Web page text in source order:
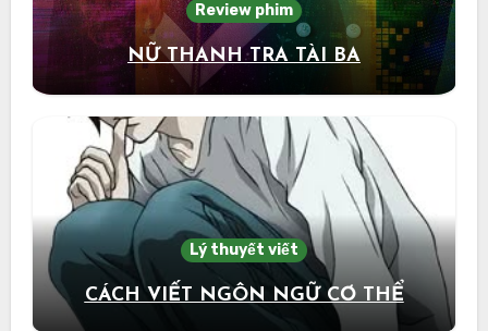
Review phim
NỮ THANH TRA TÀI BA
Lý thuyết viết
CÁCH VIẾT NGÔN NGỮ CƠ THỂ